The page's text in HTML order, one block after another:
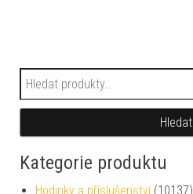
Hledat:
Hledat
Kategorie produktu
Hodinky a příslušenství (10137)